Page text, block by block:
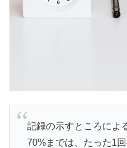
記録の示すところによ
70%までは、たった1